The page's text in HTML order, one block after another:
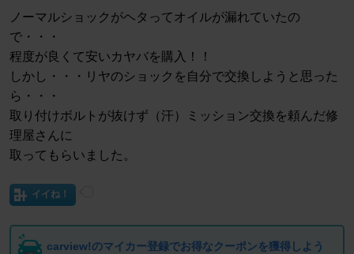
ノーマルショックがヘタってオイルが漏れていたの
で・・・
程度が良くて安いカヤバを購入！！
しかし・・・リヤのショックを自分で交換しようと思った
ら・・・
取り付けボルトが抜けず（汗）ミッション交換を頼んだ修
理屋さんに
取ってもらいました。
イイね！
carview!のマイカー登録でお得なクーポンを獲得しよう